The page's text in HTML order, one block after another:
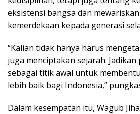
eksistensi bangsa dan
kemerdekaan kepada generasi
“Kalian tidak hanya harus
juga menciptakan sejarah.
sebagai titik awal untuk
lebih baik bagi Indonesia,”
Dalam kesempatan itu, Wagub